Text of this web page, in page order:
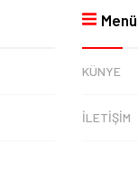
Menü
KÜNYE
İLETİŞİM